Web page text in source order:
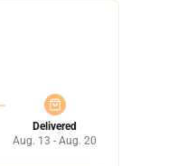
Delivered
Aug. 13 - Aug. 20